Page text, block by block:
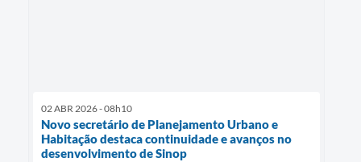
02 ABR 2026 - 08h10
Novo secretário de Planejamento Urbano e
Habitação destaca continuidade e avanços no
desenvolvimento de Sinop